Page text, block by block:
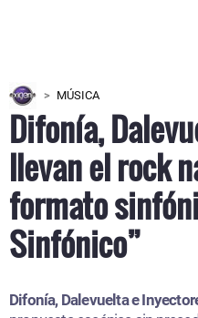
MÚSICA
Difonía,
llevan el rock
formato
Sinfónico”
Difonía, Dalevuelta e